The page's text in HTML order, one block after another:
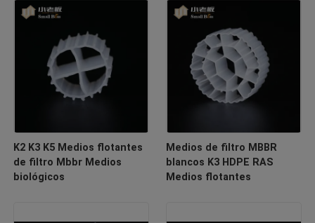
K2 K3 K5 Medios flotantes
de filtro Mbbr Medios
biológicos
Medios de filtro MBBR
blancos K3 HDPE RAS
Medios flotantes